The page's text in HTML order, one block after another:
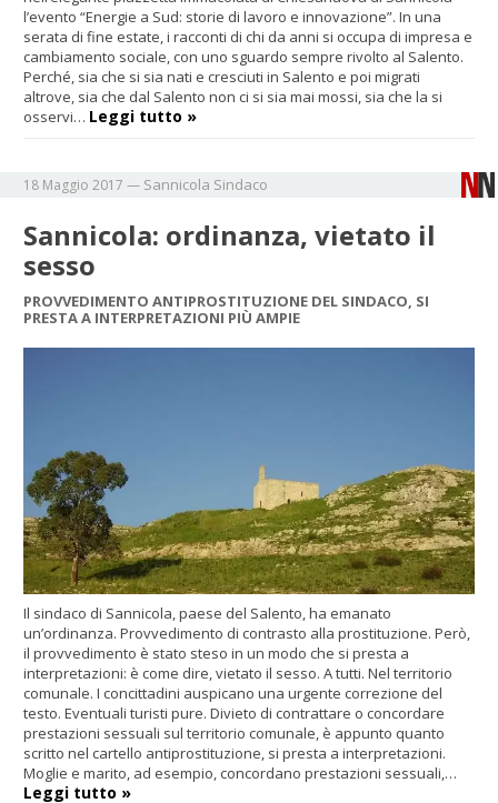
l’evento “Energie a Sud: storie di lavoro e innovazione”. In una
serata di fine estate, i racconti di chi da anni si occupa di impresa e
cambiamento sociale, con uno sguardo sempre rivolto al Salento.
Perché, sia che si sia nati e cresciuti in Salento e poi migrati
altrove, sia che dal Salento non ci si sia mai mossi, sia che la si
osservi… Leggi tutto »
18 Maggio 2017 — Sannicola Sindaco
Sannicola: ordinanza, vietato il
sesso
PROVVEDIMENTO ANTIPROSTITUZIONE DEL SINDACO, SI
PRESTA A INTERPRETAZIONI PIÙ AMPIE
Il sindaco di Sannicola, paese del Salento, ha emanato
un’ordinanza. Provvedimento di contrasto alla prostituzione. Però,
il provvedimento è stato steso in un modo che si presta a
interpretazioni: è come dire, vietato il sesso. A tutti. Nel territorio
comunale. I concittadini auspicano una urgente correzione del
testo. Eventuali turisti pure. Divieto di contrattare o concordare
prestazioni sessuali sul territorio comunale, è appunto quanto
scritto nel cartello antiprostituzione, si presta a interpretazioni.
Moglie e marito, ad esempio, concordano prestazioni sessuali,…
Leggi tutto »